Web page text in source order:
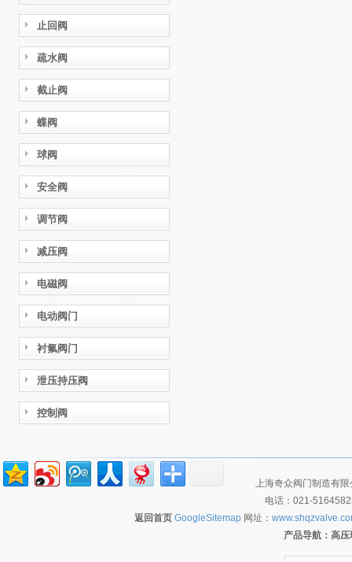
止回阀
疏水阀
截止阀
蝶阀
球阀
安全阀
调节阀
减压阀
电磁阀
电动阀门
衬氟阀门
泄压持压阀
控制阀
上海奇众阀门制造有
电话：021-
返回首页 GoogleSitemap 网址：
产品导航： 高压